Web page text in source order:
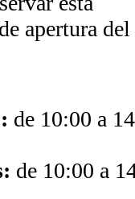
apertura
de 10:00 a
de 10:00 a